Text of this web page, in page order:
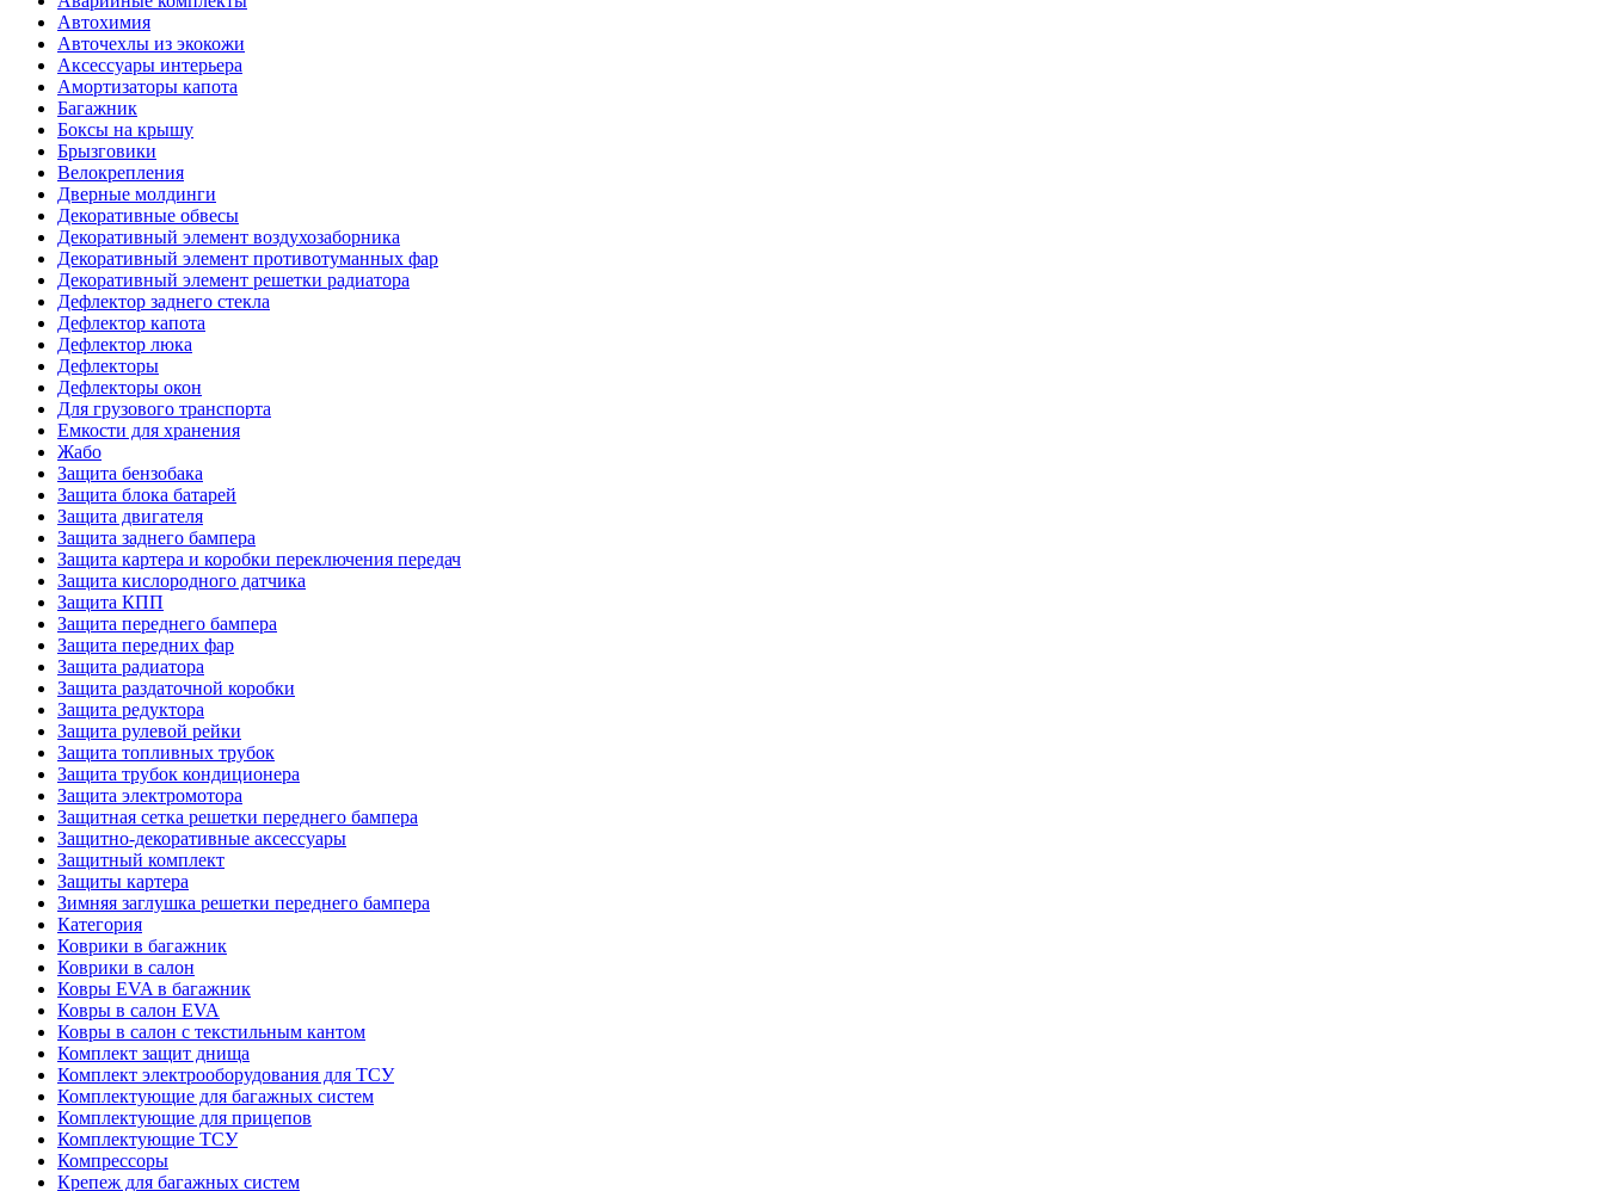
Автохимия
Авточехлы из экокожи
Аксессуары интерьера
Амортизаторы капота
Багажник
Боксы на крышу
Брызговики
Велокрепления
Дверные молдинги
Декоративные обвесы
Декоративный элемент воздухозаборника
Декоративный элемент противотуманных фар
Декоративный элемент решетки радиатора
Дефлектор заднего стекла
Дефлектор капота
Дефлектор люка
Дефлекторы
Дефлекторы окон
Для грузового транспорта
Емкости для хранения
Жабо
Защита бензобака
Защита блока батарей
Защита двигателя
Защита заднего бампера
Защита картера и коробки переключения передач
Защита кислородного датчика
Защита КПП
Защита переднего бампера
Защита передних фар
Защита радиатора
Защита раздаточной коробки
Защита редуктора
Защита рулевой рейки
Защита топливных трубок
Защита трубок кондиционера
Защита электромотора
Защитная сетка решетки переднего бампера
Защитно-декоративные аксессуары
Защитный комплект
Защиты картера
Зимняя заглушка решетки переднего бампера
Категория
Коврики в багажник
Коврики в салон
Ковры EVA в багажник
Ковры в салон EVA
Ковры в салон с текстильным кантом
Комплект защит днища
Комплект электрооборудования для ТСУ
Комплектующие для багажных систем
Комплектующие для прицепов
Комплектующие ТСУ
Компрессоры
Крепеж для багажных систем